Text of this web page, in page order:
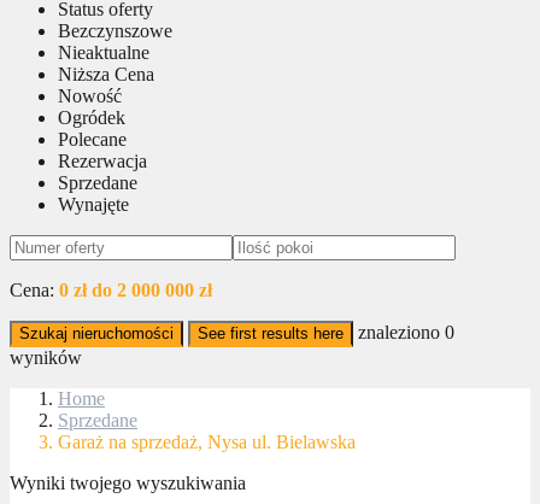
Status oferty
Bezczynszowe
Nieaktualne
Niższa Cena
Nowość
Ogródek
Polecane
Rezerwacja
Sprzedane
Wynajęte
Cena: 0 zł do 2 000 000 zł
Szukaj nieruchomości See first results here znaleziono 0
wyników
Home
Sprzedane
Garaż na sprzedaż, Nysa ul. Bielawska
Wyniki twojego wyszukiwania